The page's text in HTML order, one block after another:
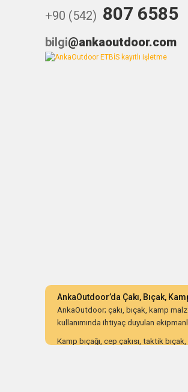
+90 (542) 807 6585
bilgi@ankaoutdoor.com
AnkaOutdoor’da Çakı, Bıçak,
AnkaOutdoor; çakı, bıçak, kamp
kullanımında ihtiyaç duyulan
Kamp bıçağı, cep çakısı, taktik